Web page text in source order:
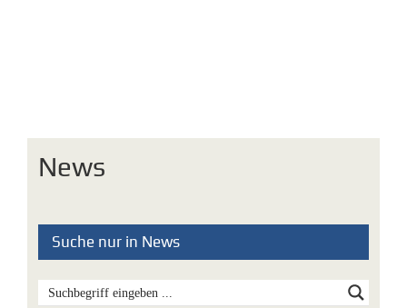
News
Suche nur in News